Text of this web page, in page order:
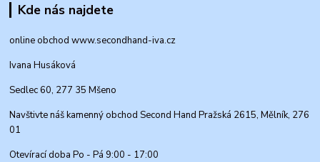
Kde nás najdete
online obchod www.secondhand-iva.cz
Ivana Husáková
Sedlec 60, 277 35 Mšeno
Navštivte náš kamenný obchod Second Hand Pražská 2615, Mělník, 276
01
Otevírací doba Po - Pá 9:00 - 17:00